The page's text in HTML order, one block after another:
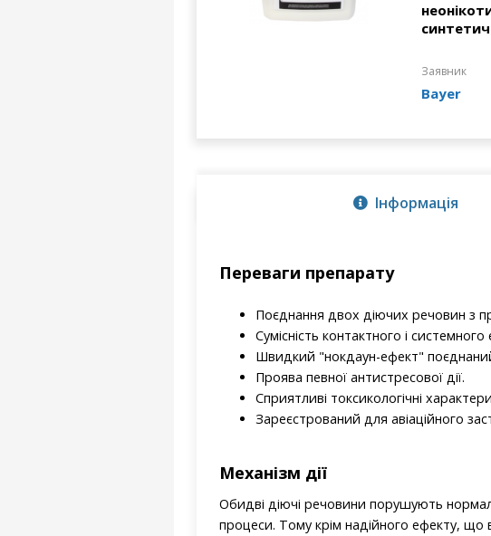
Заявник
Bayer
Інформація
Переваги препарату
Поєднання двох діючих речовин з
Сумісність контактного і системного
Швидкий "нокдаун-ефект"
Проява певної антистресової дії.
Сприятливі токсикологічні
Зареєстрований для авіаційного
Механізм дії
Обидві діючі речовини порушують
процеси. Тому крім надійного ефекту,